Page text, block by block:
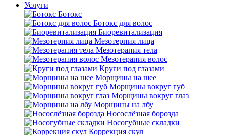
Услуги
Ботокс
Ботокс для волос
Биоревитализация
Мезотерпия лица
Мезотерапия тела
Мезотерапия волос
Круги под глазами
Морщины на шее
Морщины вокруг губ
Морщины вокруг глаз
Морщины на лбу
Носослёзная борозда
Носогубные складки
Коррекция скул